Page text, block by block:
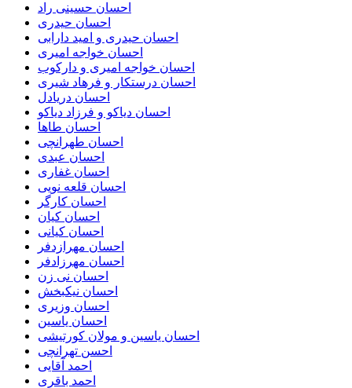
احسان حسینی راد
احسان حیدری
احسان حیدری و امید دارابی
احسان خواجه امیری
احسان خواجه امیری و دارکوب
احسان درستكار و فرهاد شيرى
احسان دریادل
احسان دیاکو و فرزاد دیاکو
احسان طاها
احسان طهرانچی
احسان عبدی
احسان غفاری
احسان قلعه نویی
احسان کارگر
احسان کیان
احسان کیانی
احسان مهرازدفر
احسان مهرزادفر
احسان نی زن
احسان نیکبخش
احسان وزیری
احسان یاسین
احسان یاسین و مولان کورتیشی
احسن تهرانچی
احمد آقایی
احمد باقری